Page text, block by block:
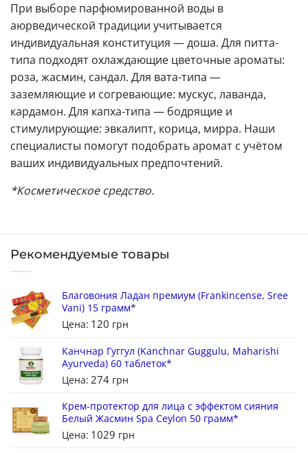
При выборе парфюмированной воды в
аюрведической традиции учитывается
индивидуальная конституция — доша. Для питта-
типа подходят охлаждающие цветочные ароматы:
роза, жасмин, сандал. Для вата-типа —
заземляющие и согревающие: мускус, лаванда,
кардамон. Для капха-типа — бодрящие и
стимулирующие: эвкалипт, корица, мирра. Наши
специалисты помогут подобрать аромат с учётом
ваших индивидуальных предпочтений.
*Косметическое средство.
Рекомендуемые товары
Благовония Ладан премиум (Frankincense, Sree
Vani) 15 грамм*
Цена: 120 грн
Канчнар Гуггул (Kanchnar Guggulu, Maharishi
Ayurveda) 60 таблеток*
Цена: 274 грн
Крем-протектор для лица с эффектом сияния
Белый Жасмин Spa Ceylon 50 грамм*
Цена: 1029 грн